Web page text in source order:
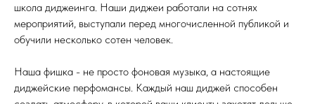
школа диджеинга. Наши диджеи работали на сотнях
мероприятий, выступали перед многочисленной публикой и
обучили несколько сотен человек.
Наша фишка - не просто фоновая музыка, а настоящие
диджейские перфомансы. Каждый наш диджей способен